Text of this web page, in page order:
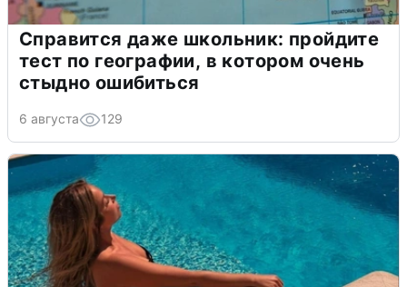
Справится даже школьник: пройдите
тест по географии, в котором очень
стыдно ошибиться
6 августа 129